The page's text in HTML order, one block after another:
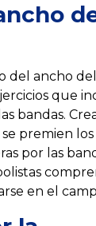
del ancho
que
bandas.
premien los
por las
en el